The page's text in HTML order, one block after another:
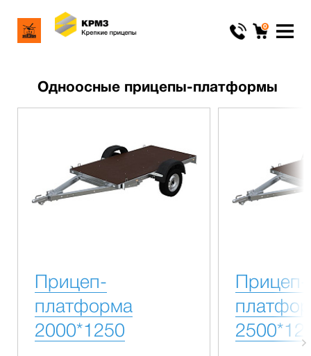
0
Одноосные прицепы-платформы
Прицеп-
платформа
2000*1250
Прицеп-